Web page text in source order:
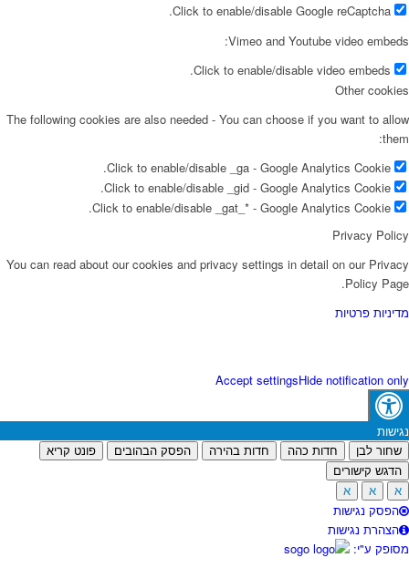
Click to enable/disable Google reCaptcha.
Vimeo and Youtube video
Click to enable/disable video embeds.
Other
The following cookies are also needed - You can choose if you want to
Click to enable/disable _ga - Google Analytics Cookie.
Click to enable/disable _gid - Google Analytics Cookie.
Click to enable/disable _gat_* - Google Analytics Cookie.
Privacy
You can read about our cookies and privacy settings in detail on our
Policy
פרטיות
Accept settingsHide notification
שחור לבן חדות כהה חדות בהירה הפסק הבהובים
פונט קריא
הדגש קישורים
א
א א
הפסק נגישות
הצהרת נגישות
ע"י: